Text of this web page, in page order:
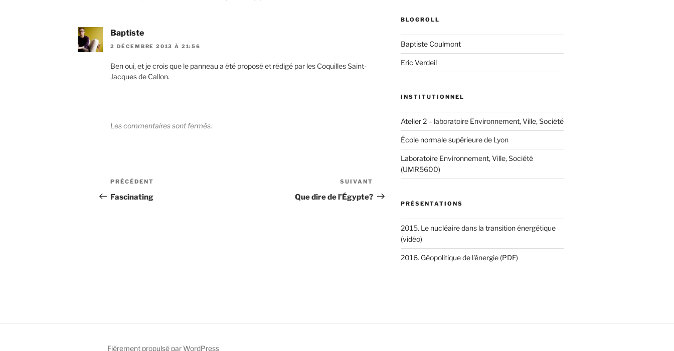
Baptiste
2 DÉCEMBRE 2013 À 21:56
Ben oui, et je crois que le panneau a été proposé et rédigé par les Coquilles Saint-
Jacques de Callon.
Les commentaires sont fermés.
Navigation
de
Article
précédent
PRÉCÉDENT
Fascinating
suivant
SUIVANT
Que dire de l’Égypte?
BLOGROLL
Baptiste Coulmont
Eric Verdeil
INSTITUTIONNEL
Atelier 2 – laboratoire Environnement, Ville, Société
École normale supérieure de Lyon
Laboratoire Environnement, Ville, Société
(UMR5600)
PRÉSENTATIONS
2015. Le nucléaire dans la transition énergétique
(vidéo)
2016. Géopolitique de l'énergie (PDF)
Fièrement propulsé par WordPress